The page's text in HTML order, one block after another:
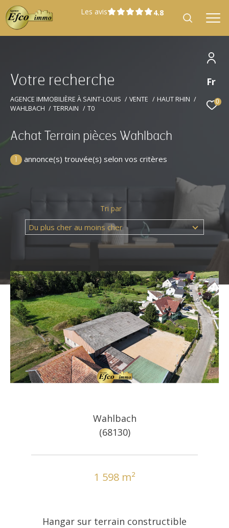
Fr
0
Les avis
Votre recherche
AGENCE IMMOBILIÈRE À SAINT-LOUIS VENTE
HAUT RHIN
WAHLBACH
TERRAIN T0
Achat Terrain pièces Wahlbach
annonce(s) trouvée(s) selon vos critères
Tri par
Du plus cher au moins cher
Wahlbach
(68130)
1 598 m²
Hangar sur terrain constructible
Effectuer une recherche
et trouver le bien qui correspond à vos
critères
Type
Localisation
Localisation
Référence
PARKING